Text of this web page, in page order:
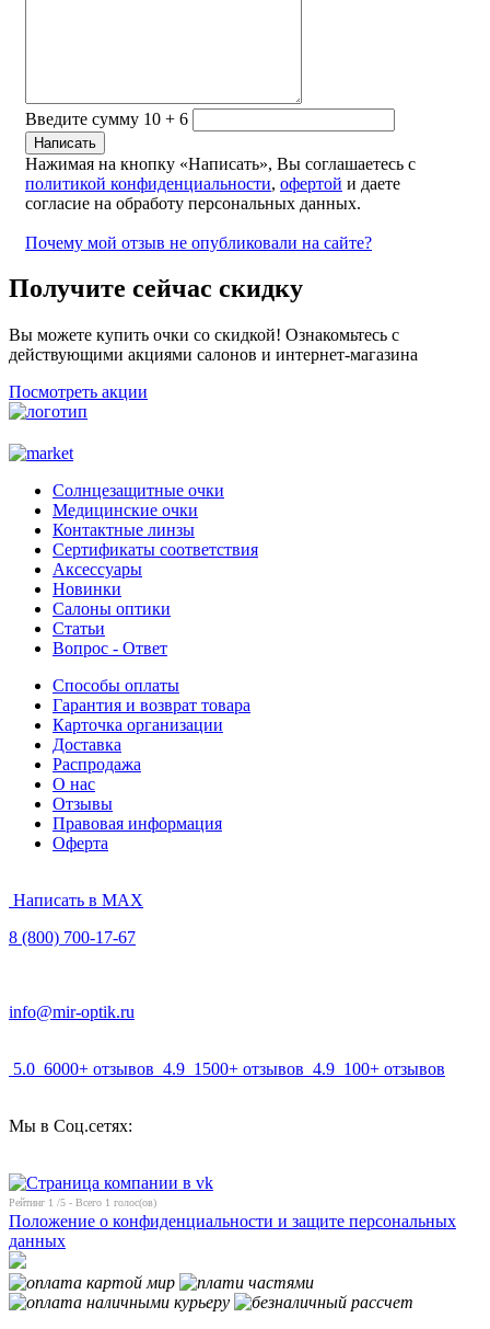
Введите сумму 10 + 6
Нажимая на кнопку «Написать», Вы соглашаетесь с
политикой конфиденциальности, офертой и даете
согласие на обработу персональных данных.
Почему мой отзыв не опубликовали на сайте?
Получите сейчас скидку
Вы можете купить очки со скидкой! Ознакомьтесь с
действующими акциями салонов и интернет-магазина
Посмотреть акции
Солнцезащитные очки
Медицинские очки
Контактные линзы
Сертификаты соответствия
Аксессуары
Новинки
Салоны оптики
Статьи
Вопрос - Ответ
Способы оплаты
Гарантия и возврат товара
Карточка организации
Доставка
Распродажа
О нас
Отзывы
Правовая информация
Оферта
Написать в MAX
8 (800) 700-17-67
info@mir-optik.ru
5.0 6000+ отзывов 4.9 1500+ отзывов 4.9 100+ отзывов
Мы в Соц.сетях:
Рейтинг 1 /5 - Всего 1 голос(ов)
Положение о конфиденциальности и защите персональных
данных